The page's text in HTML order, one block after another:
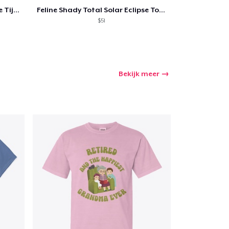
Feline Shady Total Solar Eclipse Tijuana Feline Shady Total Solar Eclipse Toledo
$51
Bekijk meer